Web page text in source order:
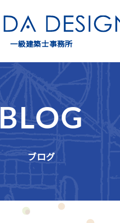
一級建築士事務所
BLOG
ブログ